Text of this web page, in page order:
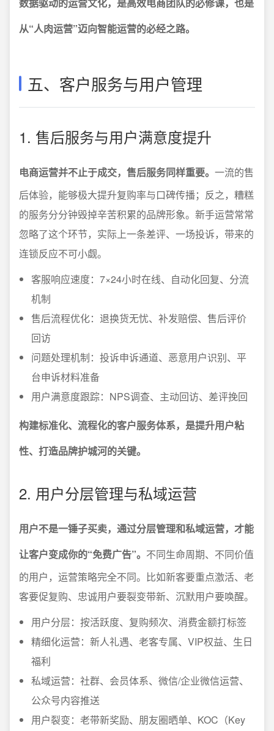
数据驱动的运营文化，是高效电商团队的必修课，也是
从“人肉运营”迈向智能运营的必经之路。
五、客户服务与用户管理
1. 售后服务与用户满意度提升
电商运营并不止于成交，售后服务同样重要。 一流的售
后体验，能够极大提升复购率与口碑传播；反之，糟糕
的服务分分钟毁掉辛苦积累的品牌形象。新手运营常常
忽略了这个环节，实际上一条差评、一场投诉，带来的
连锁反应不可小觑。
客服响应速度：7×24小时在线、自动化回复、分流
机制
售后流程优化：退换货无忧、补发赔偿、售后评价
回访
问题处理机制：投诉申诉通道、恶意用户识别、平
台申诉材料准备
用户满意度跟踪：NPS调查、主动回访、差评挽回
构建标准化、流程化的客户服务体系，是提升用户粘
性、打造品牌护城河的关键。
2. 用户分层管理与私域运营
用户不是一锤子买卖，通过分层管理和私域运营，才能
让客户变成你的“免费广告”。 不同生命周期、不同价值
的用户，运营策略完全不同。比如新客要重点激活、老
客要促复购、忠诚用户要裂变带新、沉默用户要唤醒。
用户分层：按活跃度、复购频次、消费金额打标签
精细化运营：新人礼遇、老客专属、VIP权益、生日
福利
私域运营：社群、会员体系、微信/企业微信运营、
公众号内容推送
用户裂变：老带新奖励、朋友圈晒单、KOC（Key